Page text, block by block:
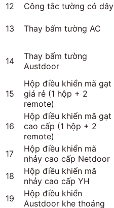
12
Công tắc tường có dây
13 Thay bấm tường AC
14
Thay bấm tường
Austdoor
15
Hộp điều khiển mã gạt
giá rẻ (1 hộp + 2
remote)
16
Hộp điều khiển mã gạt
cao cấp (1 hộp + 2
remote)
17
Hộp điều khiển mã
nhảy cao cấp Netdoor
18
Hộp điều khiển mã
nhảy cao cấp YH
19
Hộp điều khiển
Austdoor khe thoáng